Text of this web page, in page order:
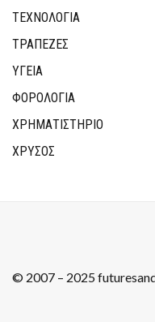
ΤΕΧΝΟΛΟΓΙΑ
ΤΡΆΠΕΖΕΣ
ΥΓΕΙΑ
ΦΟΡΟΛΟΓΙΑ
ΧΡΗΜΑΤΙΣΤΗΡΙΟ
ΧΡΥΣΟΣ
© 2007 – 2025